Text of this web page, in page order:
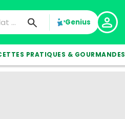
Genius
PRATIQUES & GOURMANDES